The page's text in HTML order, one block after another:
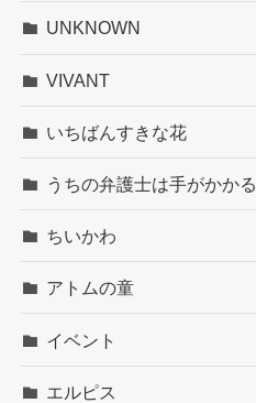
UNKNOWN
VIVANT
いちばんすきな花
うちの弁護士は手がかかる
ちいかわ
アトムの童
イベント
エルピス